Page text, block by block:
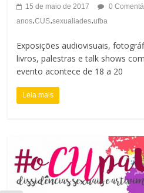
15 de maio de 2017 0
anos.CUS.sexualiades.ufba
Exposições audiovisuais,
livros, palestras e talk shows
evento acontece de 18 a 20
Leia mais